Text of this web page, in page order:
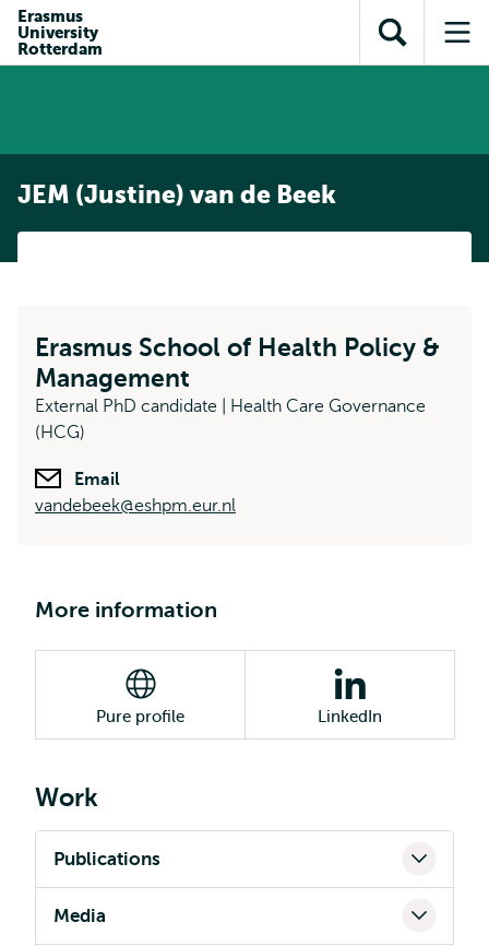
inhoud
Direct naar
subnavigatie
Erasmus
University
Rotterdam
Toon
zoekveld
JEM (Justine) van de Beek
Erasmus School of Health Policy &
Management
External PhD candidate | Health Care Governance
(HCG)
Email
vandebeek@eshpm.eur.nl
More information
Pure profile LinkedIn
Work
Publications
Media